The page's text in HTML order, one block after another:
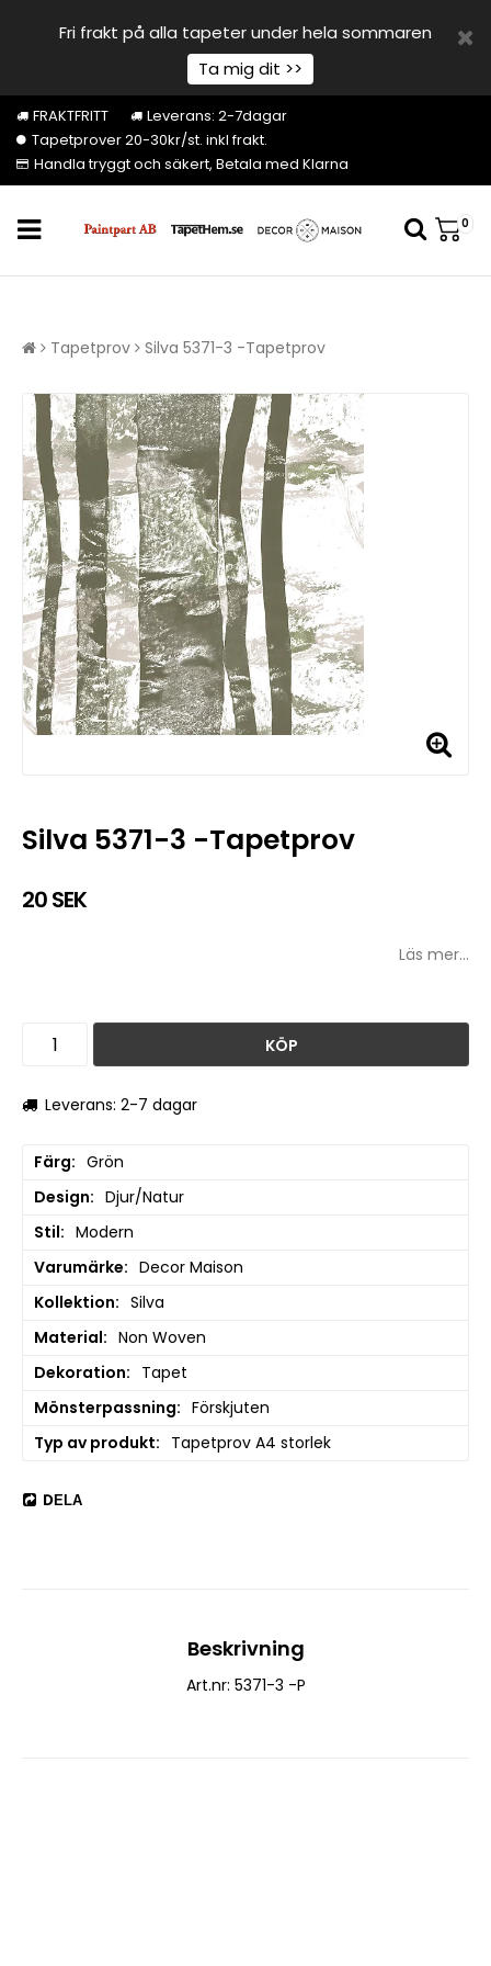
Fri frakt på alla tapeter under hela sommaren
Ta mig dit >>
FRAKTFRITT
Leverans: 2-7dagar
Tapetprover 20-30kr/st. inkl frakt.
Handla tryggt och säkert, Betala med Klarna
0
Tapetprov Silva 5371-3 -Tapetprov
Silva 5371-3 -Tapetprov
20 SEK
Läs mer...
KÖP
Leverans: 2-7 dagar
Färg
Grön
Design
Djur/Natur
Stil
Modern
Varumärke
Decor Maison
Kollektion
Silva
Material
Non Woven
Dekoration
Tapet
Mönsterpassning
Förskjuten
Typ av produkt
Tapetprov A4 storlek
DELA
Beskrivning
Art.nr: 5371-3 -P